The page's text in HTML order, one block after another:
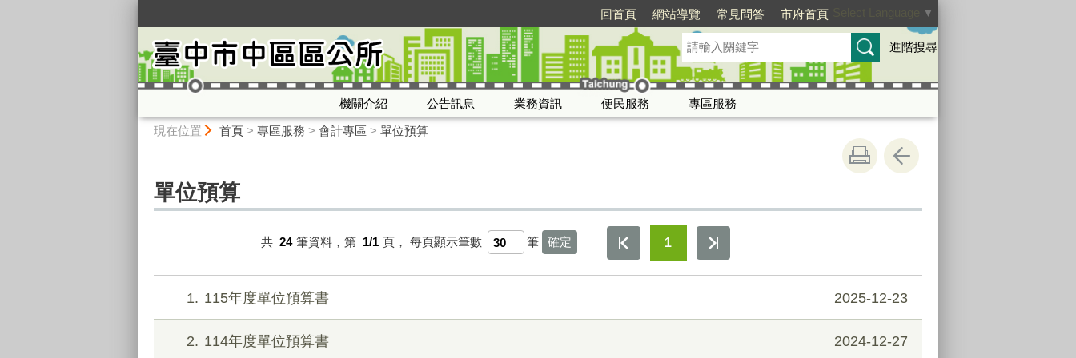
回首頁 網站導覽 常見問答 市府首頁 ▼
進階搜尋
機關介紹 公告訊息 業務資訊 便民服務
專區服務
現在位置 首頁> 專區服務 > 會計專區 > 單位預算
單位預算
共 24 筆資料，第 1/1 頁， 每頁顯示筆數 筆 1
1 115年度單位預算書 2025-12-23
2 114年度單位預算書 2024-12-27